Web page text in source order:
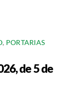
, PORTARIAS
de 5 de